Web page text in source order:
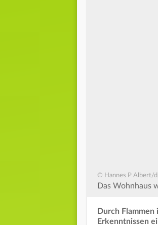
© Hannes P Albert/
Das Wohnhaus
Durch Flammen
Erkenntnissen